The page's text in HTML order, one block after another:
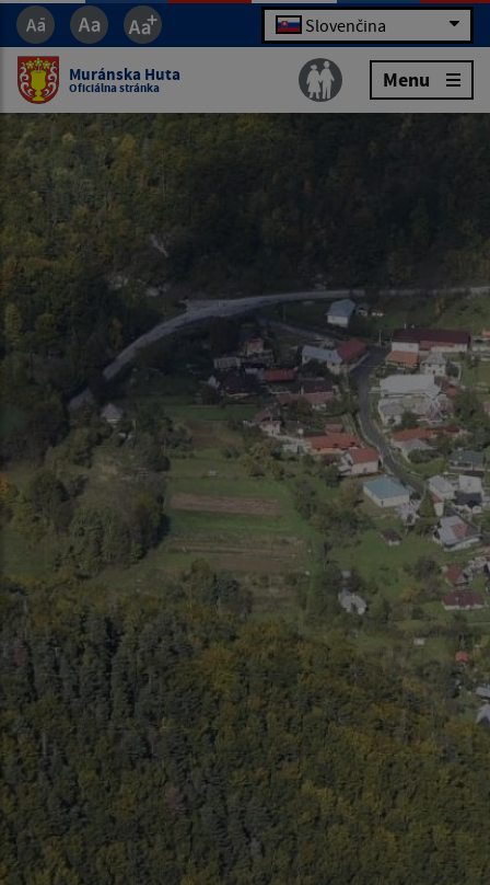
Slovenčina
Muránska Huta
Oficiálna stránka Menu